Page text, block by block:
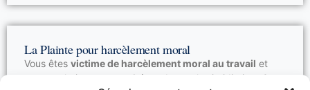
La Plainte pour harcèlement moral
Vous êtes victime de harcèlement moral au travail et
vous souhaitez
porter plainte
devant les juridictions ?